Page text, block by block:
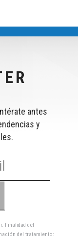
antes
y
Finalidad del
del tratamiento: